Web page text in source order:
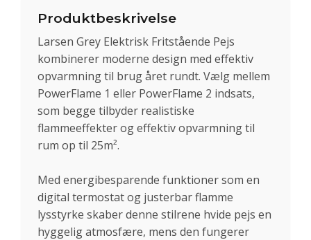
Produktbeskrivelse
Larsen Grey Elektrisk Fritstående Pejs
kombinerer moderne design med effektiv
opvarmning til brug året rundt. Vælg mellem
PowerFlame 1 eller PowerFlame 2 indsats,
som begge tilbyder realistiske
flammeeffekter og effektiv opvarmning til
rum op til 25m².
Med energibesparende funktioner som en
digital termostat og justerbar flamme
lysstyrke skaber denne stilrene hvide pejs en
hyggelig atmosfære, mens den fungerer